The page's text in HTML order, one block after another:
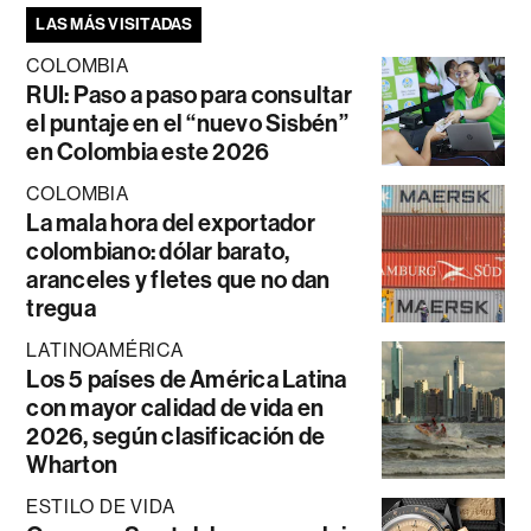
LAS MÁS VISITADAS
COLOMBIA
RUI: Paso a paso para consultar
el puntaje en el “nuevo Sisbén”
en Colombia este 2026
COLOMBIA
La mala hora del exportador
colombiano: dólar barato,
aranceles y fletes que no dan
tregua
LATINOAMÉRICA
Los 5 países de América Latina
con mayor calidad de vida en
2026, según clasificación de
Wharton
ESTILO DE VIDA